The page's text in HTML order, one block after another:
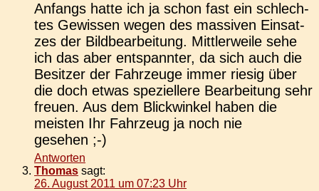
Anfangs hatte ich ja schon fast ein schlech­
tes Gewis­sen wegen des mas­si­ven Ein­sat­
zes der Bild­be­ar­bei­tung. Mitt­ler­wei­le sehe
ich das aber ent­spann­ter, da sich auch die
Besit­zer der Fahr­zeu­ge immer riesig über
die doch etwas spe­zi­el­le­re Bear­bei­tung sehr
freuen. Aus dem Blick­win­kel haben die
meis­ten Ihr Fahr­zeug ja noch nie
gesehen ;-)
Antworten
Thomas sagt:
26. August 2011 um 07:23 Uhr